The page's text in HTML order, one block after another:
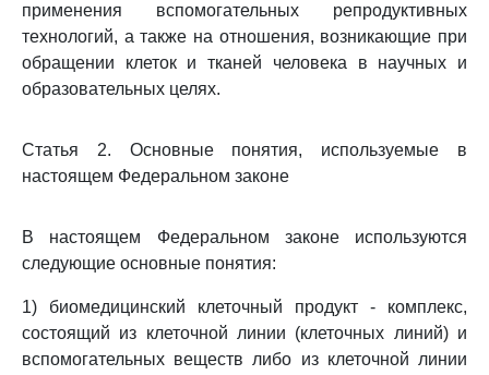
применения вспомогательных репродуктивных
технологий, а также на отношения, возникающие при
обращении клеток и тканей человека в научных и
образовательных целях.
Статья 2. Основные понятия, используемые в
настоящем Федеральном законе
В настоящем Федеральном законе используются
следующие основные понятия:
1) биомедицинский клеточный продукт - комплекс,
состоящий из клеточной линии (клеточных линий) и
вспомогательных веществ либо из клеточной линии